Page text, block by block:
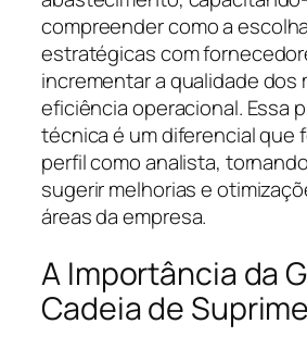
compreender como a
estratégicas com
incrementar a qualidade dos
eficiência operacional. Essa
técnica é um diferencial que
perfil como analista,
sugerir melhorias e
áreas da empresa.
A Importância da
Cadeia de